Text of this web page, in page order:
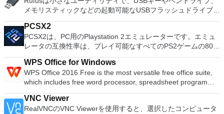
ーティション空き領域を再分配するダイナミックディスクの変
換パーティションを回復する
Vorbis, MP3, WAV or AIFF sound files. Cut, copy, splice or mix
sounds together. Change the speed or pitch of a recording.
Add new effects with LADSPA plug-ins. And more!
メモリスティックなどの起動可能なUSBフラッシュドライブを
フォーマットおよび作成できます。 Rufusは、次のシナリオで
役立ちます。 Windows、Linux、およびUEFI用の起動可能な
ISOからUSBインストールメディアを作成する必要がある場
合。 OSがインストールされていないシステムで作業する必要
がある場合。 BIOSまたはその他のファームウェアをDOSから
フラッシュする必要がある場合。 低レベルのユーティリティ
を実行する必要がある場合。 Rufusは次の* ISOで動作しま
す：Arch Linux、Archbang、BartPE / pebuilder、CentOS、
Damn Small Linux、Fedora、FreeDOS、Gentoo、
gNewSense、Hiren&#39;s Boot CD、LiveXP、Knoppix、
PCSX2
PCSX2は、PC用のPlaystation 2エミュレーターです。エミュ
レータの互換性率は、プレイ可能なすべてのPS2ゲームの80％
以上を誇っています。かなり強力なコンピューターを所有して
いる場合、PCSX2は優れたエミュレーターです。また、この
アプリケーションはローエンドコンピューターのサポートも提
供するため、Playstation 2コンソールのすべての所有者は、
PCで動作するゲームを見ることができます。 PCSX2エミュレ
ーターを使用すると、PS2コントローラーを使用して、本物の
WPS Office for Windows
WPS Office 2016 Free is the most versatile free office suite,
which includes free word processor, spreadsheet program
and presentation maker. With these three programs you will
easily be able to deal with any office related tasks. WPS
Office 2016 Free has multiple language support for English,
VNC Viewer
RealVNCのVNC Viewerを使用すると、選択したコンピュータ